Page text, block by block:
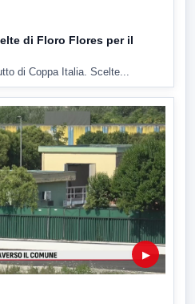
di Floro Flores per il
di Coppa Italia. Scelte...
▶